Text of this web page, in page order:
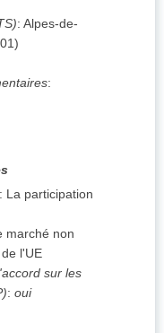
: Alpes-de-
)
:
: La participation
marché non
l'UE
sur les
: oui